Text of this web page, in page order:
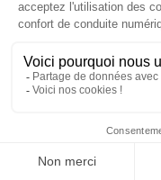
Boitier papillon
Faisceau de câble
d'aspiration BMW
Injecteur BMW
Pompe à carburant
Allumage /
Bobines d'allumage